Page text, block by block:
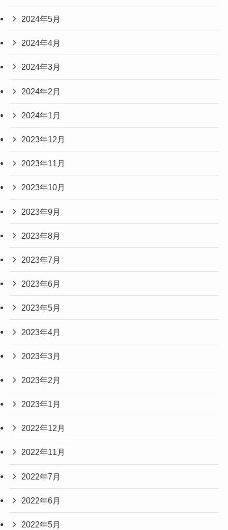
2024年5月
2024年4月
2024年3月
2024年2月
2024年1月
2023年12月
2023年11月
2023年10月
2023年9月
2023年8月
2023年7月
2023年6月
2023年5月
2023年4月
2023年3月
2023年2月
2023年1月
2022年12月
2022年11月
2022年7月
2022年6月
2022年5月